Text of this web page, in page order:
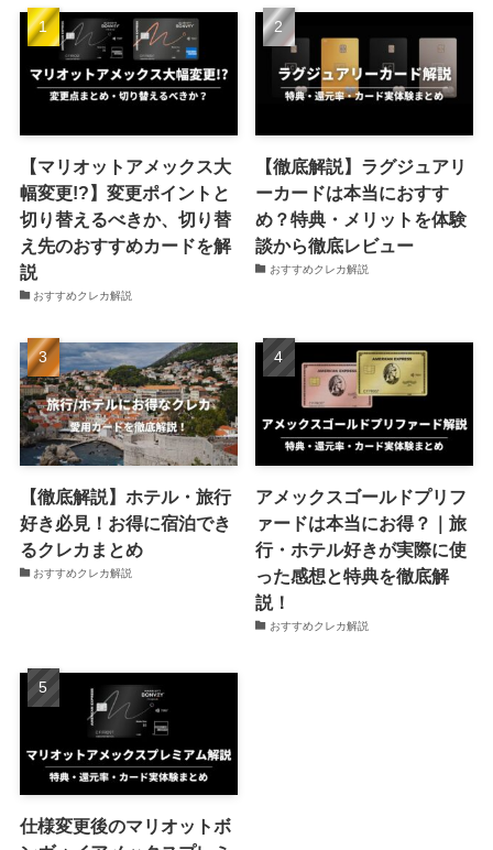
【マリオットアメックス大
幅変更!?】変更ポイントと
切り替えるべきか、切り替
え先のおすすめカードを解
説
おすすめクレカ解説
【徹底解説】ラグジュアリ
ーカードは本当におすす
め？特典・メリットを体験
談から徹底レビュー
おすすめクレカ解説
【徹底解説】ホテル・旅行
好き必見！お得に宿泊でき
るクレカまとめ
おすすめクレカ解説
アメックスゴールドプリフ
ァードは本当にお得？｜旅
行・ホテル好きが実際に使
った感想と特典を徹底解
説！
おすすめクレカ解説
仕様変更後のマリオットボ